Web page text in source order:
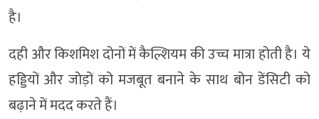
है।
दही और किशमिश दोनों में कैल्शियम की उच्च मात्रा होती है। ये
हड्डियों और जोड़ों को मजबूत बनाने के साथ बोन डेंसिटी को
बढ़ाने में मदद करते हैं।